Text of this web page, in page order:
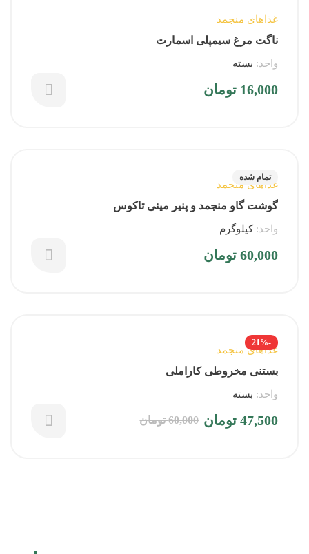
غذاهای منجمد
ناگت مرغ سیمپلی اسمارت
واحد: بسته
16,000 تومان
تمام شده
غذاهای منجمد
گوشت گاو منجمد و پنیر مینی تاکوس
واحد: کیلوگرم
60,000 تومان
-21%
غذاهای منجمد
بستنی مخروطی کاراملی
واحد: بسته
60,000 تومان 47,500 تومان